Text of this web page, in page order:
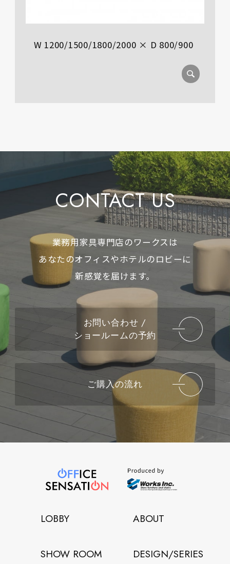
W 1200/1500/1800/2000 × D 800/900
CONTACT US
業務用家具専門店のワークスは
あなたのオフィスやホテルのロビーに
新感覚を届けます。
お問い合わせ /
ショールームの予約
ご購入の流れ
LOBBY ABOUT
SHOW ROOM DESIGN/SERIES